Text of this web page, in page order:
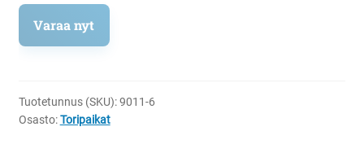
Varaa nyt
Tuotetunnus (SKU):9011-6
Osasto:Toripaikat